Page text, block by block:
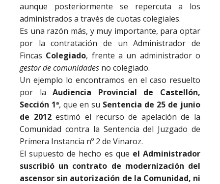
aunque posteriormente se repercuta a los
administrados a través de cuotas colegiales.
Es una razón más, y muy importante, para optar
por la contratación de un Administrador de
Fincas Colegiado, frente a un administrador o
gestor de comunidades no colegiado.
Un ejemplo lo encontramos en el caso resuelto
por laAudiencia Provincial de Castellón,
Sección 1ª, que en su Sentencia de 25 de junio
de 2012estimó el recurso de apelación de la
Comunidad contra la Sentencia del Juzgado de
Primera Instancia nº 2 de Vinaroz.
El supuesto de hecho es que el Administrador
suscribió un contrato de modernización del
ascensor sin autorización de la Comunidad, ni